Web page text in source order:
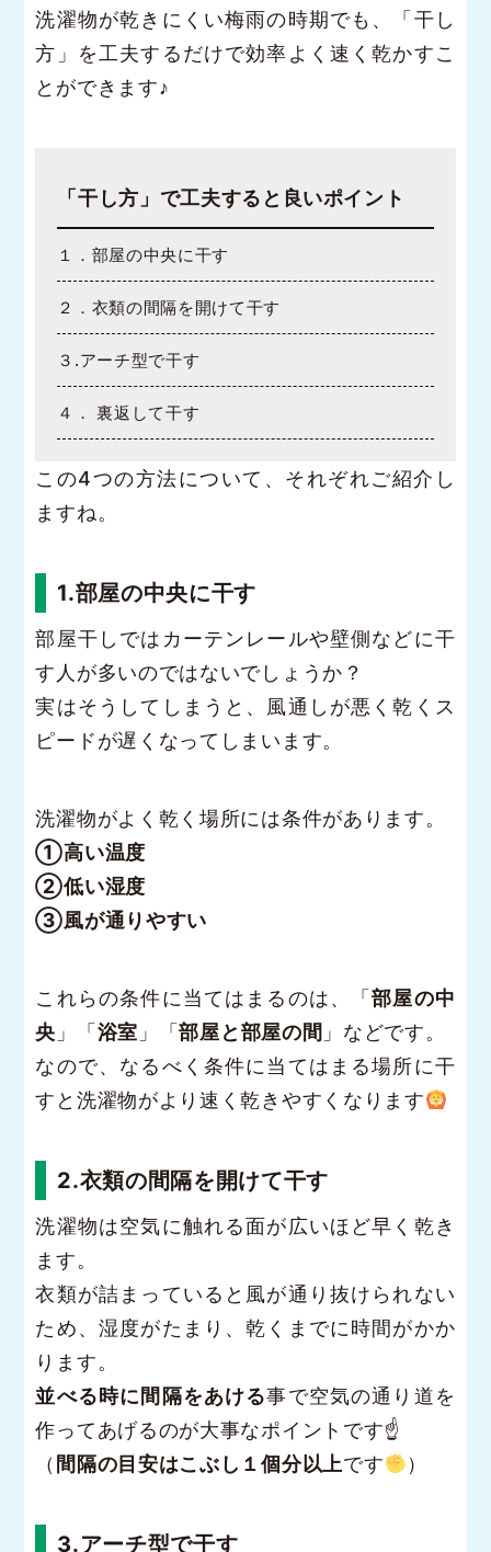
洗濯物が乾きにくい梅雨の時期でも、「干し
方」を工夫するだけで効率よく速く乾かすこ
とができます♪
「干し方」で工夫すると良いポイント
１．部屋の中央に干す
２．衣類の間隔を開けて干す
３.アーチ型で干す
４． 裏返して干す
この4つの方法について、それぞれご紹介し
ますね。
1.部屋の中央に干す
部屋干しではカーテンレールや壁側などに干
す人が多いのではないでしょうか？
実はそうしてしまうと、風通しが悪く乾くス
ピードが遅くなってしまいます。
洗濯物がよく乾く場所には条件があります。
①高い温度
②低い湿度
③風が通りやすい
これらの条件に当てはまるのは、「部屋の中
央 」「 浴室 」「部屋と部屋の間 」などです。
なので、なるべく条件に当てはまる場所に干
すと洗濯物がより速く乾きやすくなります
2.衣類の間隔を開けて干す
洗濯物は空気に触れる面が広いほど早く乾き
ます。
衣類が詰まっていると風が通り抜けられない
ため、湿度がたまり、乾くまでに時間がかか
ります。
並べる時に間隔をあける事で空気の通り道を
作ってあげるのが大事なポイントです☝
（ 間隔の目安はこぶし１個分以上です ）
3.アーチ型で干す